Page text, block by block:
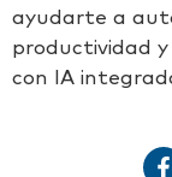
ayudarte a
productividad
con IA